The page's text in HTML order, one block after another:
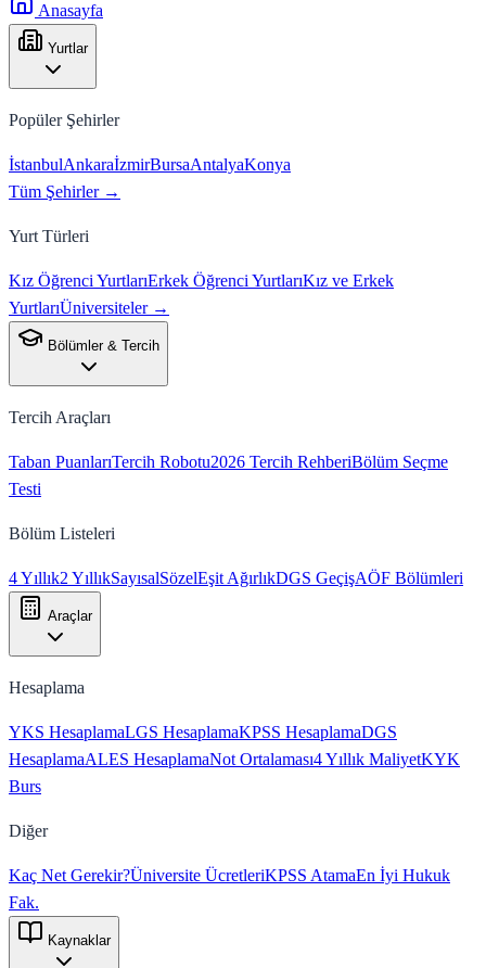
Anasayfa
Yurtlar
Popüler Şehirler
İstanbulAnkaraİzmirBursaAntalyaKonya
Tüm Şehirler →
Yurt Türleri
Kız Öğrenci YurtlarıErkek Öğrenci YurtlarıKız ve Erkek
YurtlarıÜniversiteler →
Bölümler & Tercih
Tercih Araçları
Taban PuanlarıTercih Robotu2026 Tercih RehberiBölüm Seçme
Testi
Bölüm Listeleri
4 Yıllık2 YıllıkSayısalSözelEşit AğırlıkDGS GeçişAÖF Bölümleri
Araçlar
Hesaplama
YKS HesaplamaLGS HesaplamaKPSS HesaplamaDGS
HesaplamaALES HesaplamaNot Ortalaması4 Yıllık MaliyetKYK
Burs
Diğer
Kaç Net Gerekir?Üniversite ÜcretleriKPSS AtamaEn İyi Hukuk
Fak.
Kaynaklar